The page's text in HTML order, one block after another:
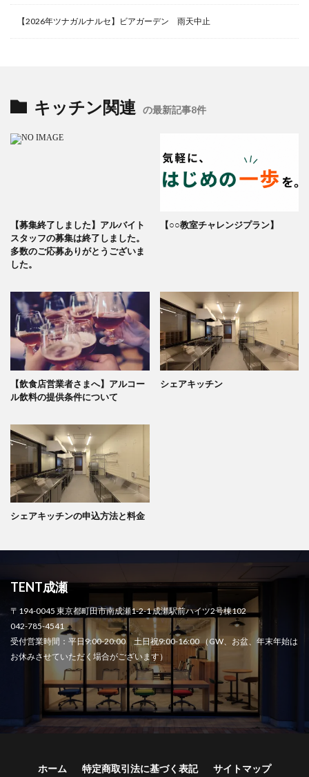
【2026年ツナガルナルセ】ビアガーデン 雨天中止
キッチン関連 の最新記事8件
【募集終了しました】アルバイト
スタッフの募集は終了しました。
多数のご応募ありがとうございま
した。
【○○教室チャレンジプラン】
【飲食店営業者さまへ】アルコー
ル飲料の提供条件について
シェアキッチン
シェアキッチンの申込方法と料金
TENT成瀬
〒194-0045 東京都町田市南成瀬1-2-1 成瀬駅前ハイツ2号棟102
042-785-4541
受付営業時間：平日9:00-20:00 土日祝9:00-16:00 （GW、お盆、年末年始は
お休みさせていただく場合がございます）
ホーム 特定商取引法に基づく表記 サイトマップ